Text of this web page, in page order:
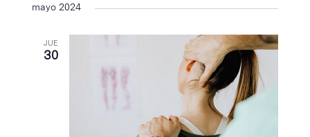
búsqueda
y
vistas
de
Eventos
vistas
Evento
la
mayo 2024
JUE
30